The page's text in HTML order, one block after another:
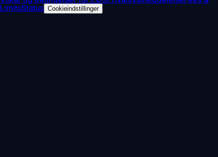
LimitsStatus Cookieindstillinger